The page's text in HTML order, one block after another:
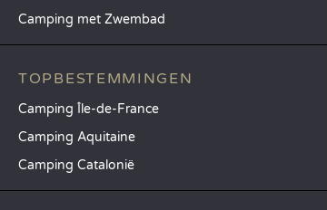
Camping met Zwembad
TOPBESTEMMINGEN
Camping Île-de-France
Camping Aquitaine
Camping Catalonië